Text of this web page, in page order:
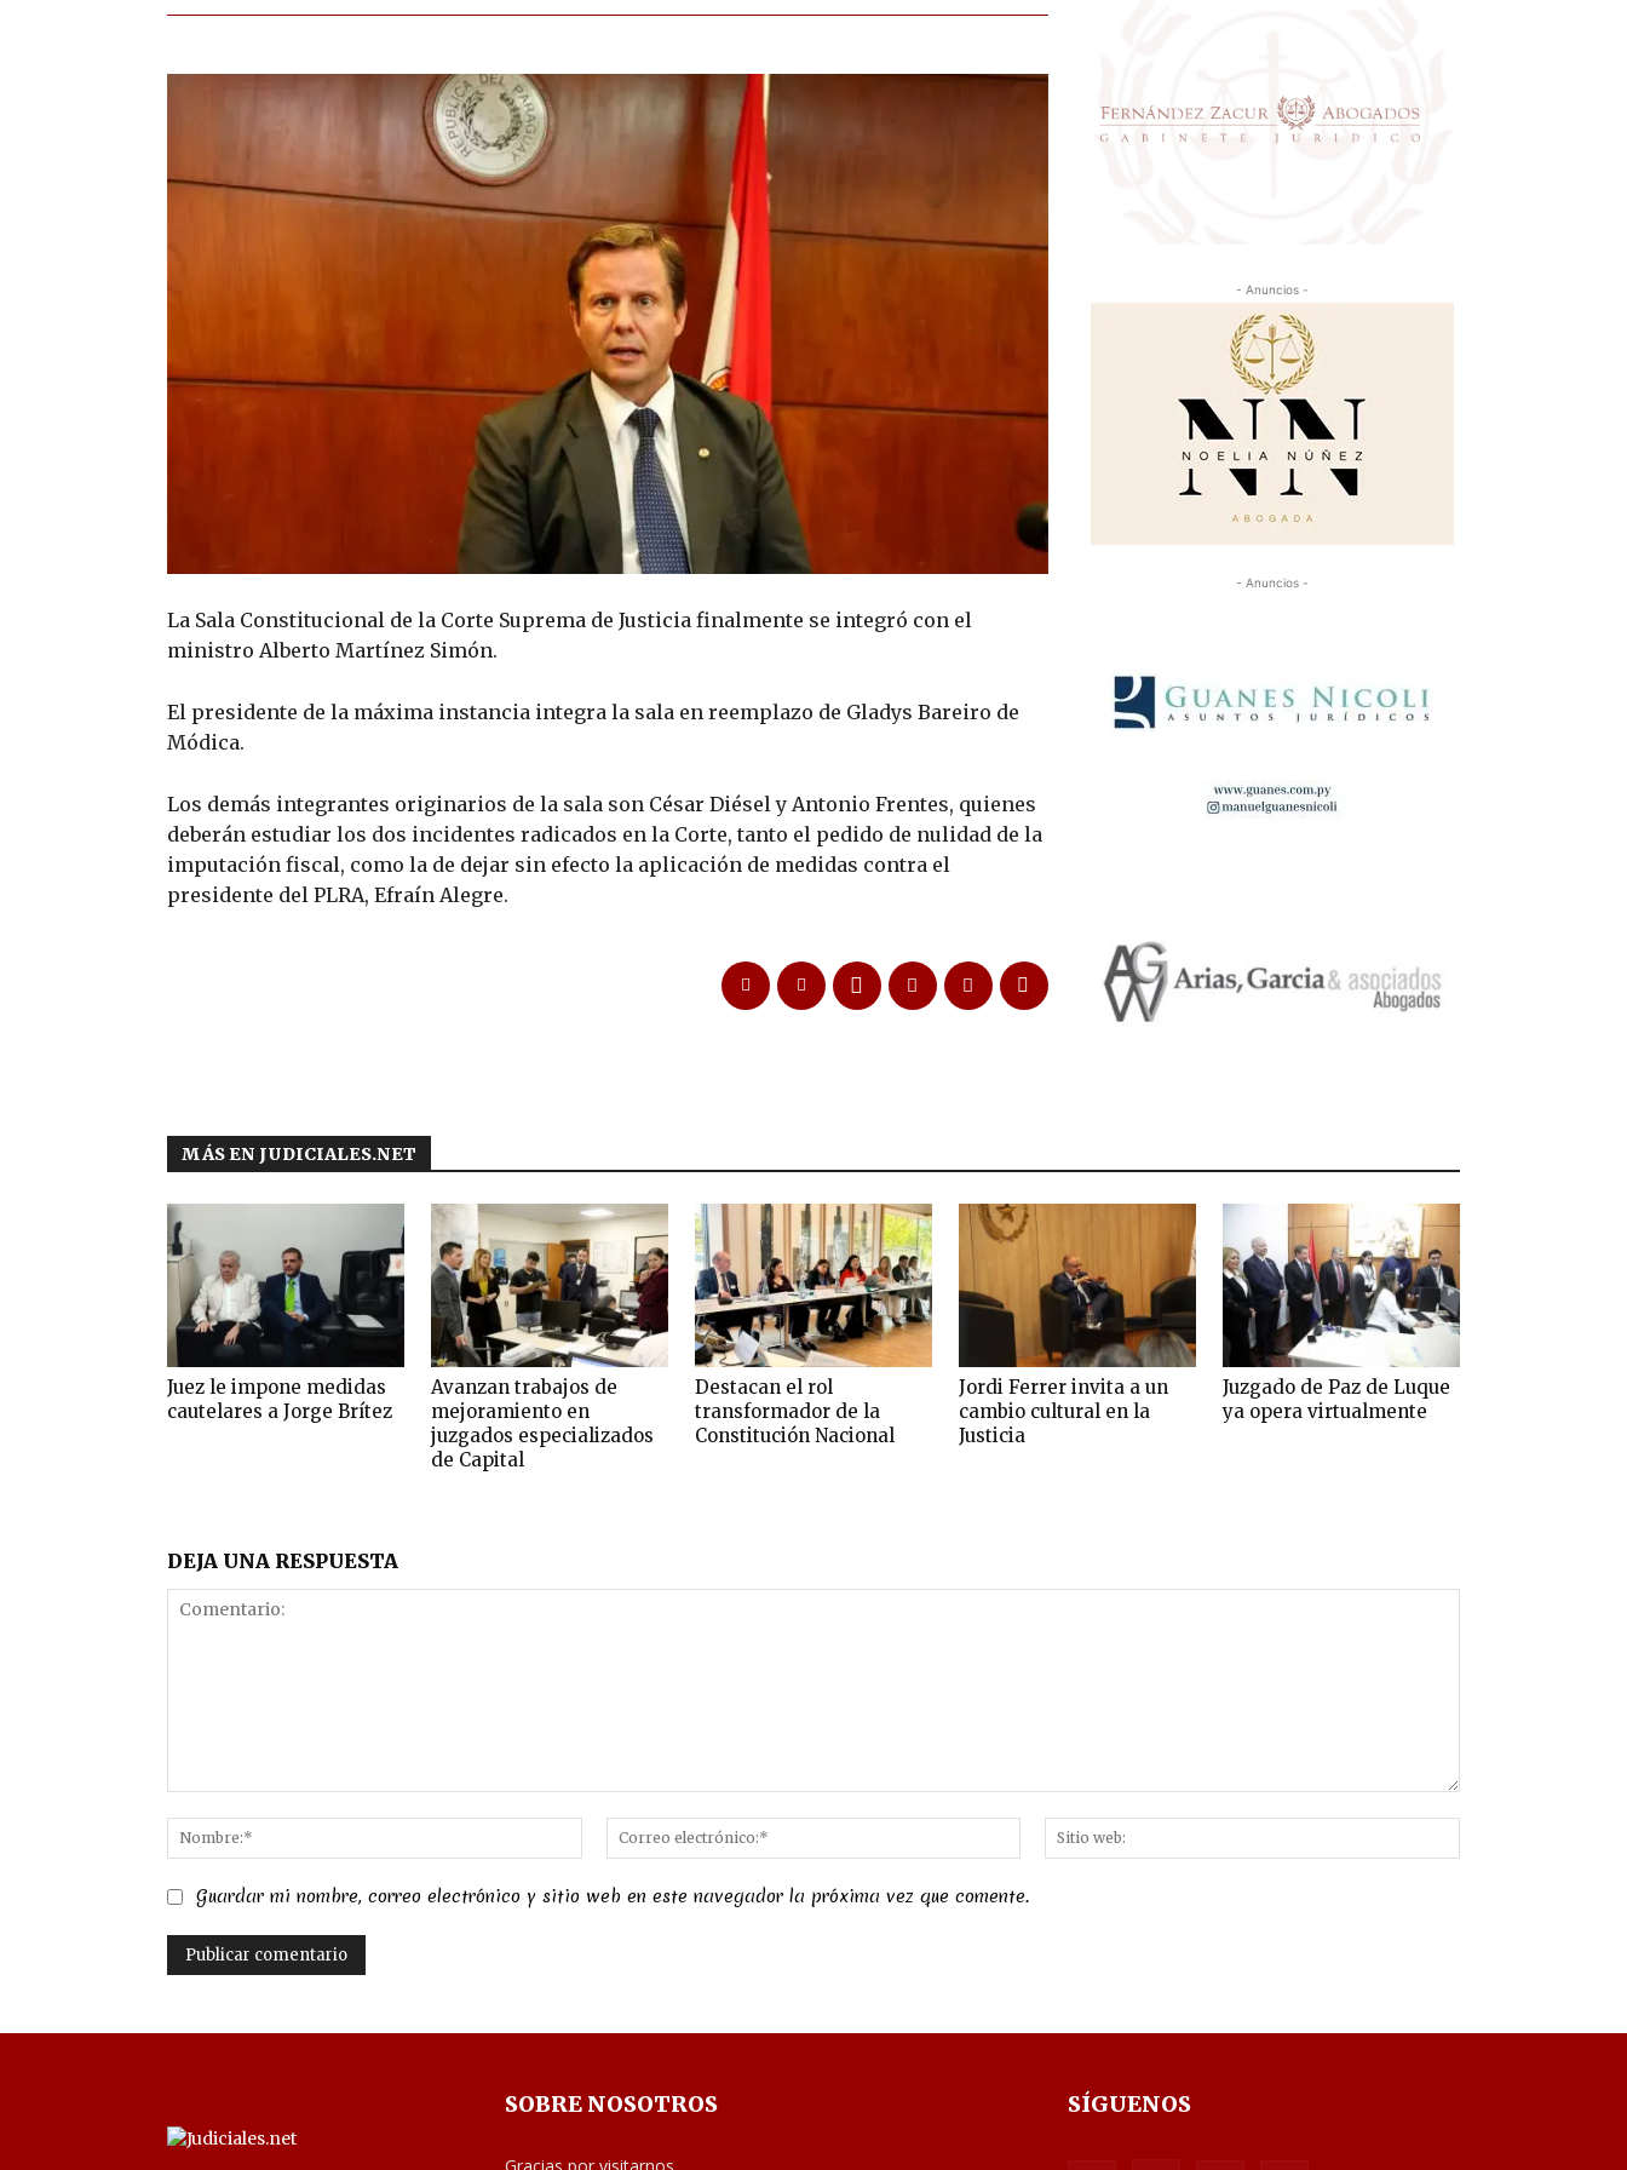
La Sala Constitucional de la Corte Suprema de Justicia finalmente se integró con el
ministro Alberto Martínez Simón.
El presidente de la máxima instancia integra la sala en reemplazo de Gladys Bareiro de
Módica.
Los demás integrantes originarios de la sala son César Diésel y Antonio Frentes, quienes
deberán estudiar los dos incidentes radicados en la Corte, tanto el pedido de nulidad de la
imputación fiscal, como la de dejar sin efecto la aplicación de medidas contra el
presidente del PLRA, Efraín Alegre.
- Anuncios -
- Anuncios -
MÁS EN JUDICIALES.NET
Juez le impone medidas
cautelares a Jorge Brítez
Avanzan trabajos de
mejoramiento en
juzgados especializados
de Capital
Destacan el rol
transformador de la
Constitución Nacional
Jordi Ferrer invita a un
cambio cultural en la
Justicia
Juzgado de Paz de Luque
ya opera virtualmente
DEJA UNA RESPUESTA
Nombre:*
Correo
electrónico:*
web:
Guardar mi nombre, correo electrónico y sitio web en este navegador la próxima vez que comente.
SOBRE NOSOTROS SÍGUENOS